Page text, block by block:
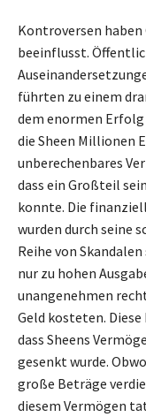
Kontroversen haben
beeinflusst.
führten zu einem
dem enormen Erfolg
die Sheen Millionen
unberechenbares
dass ein Großteil
konnte. Die
wurden durch seine
Reihe von
nur zu hohen
unangenehmen
Geld kosteten.
dass Sheens
gesenkt wurde.
große Beträge
diesem Vermögen